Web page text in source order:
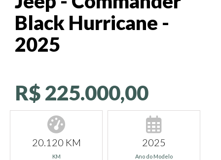
Black Hurricane -
2025
R$ 225.000,00
20.120 KM
KM
2025
Ano do Modelo